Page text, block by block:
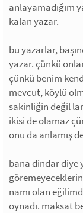
anlayamadığım
kalan yazar.
bu yazarlar,
yazar. çünkü
çünkü benim
mevcut, köylü
sakinliğin değil
ikisi de olamaz
onu da anlamış
bana dindar diye
namı olan
oynadı. maksat